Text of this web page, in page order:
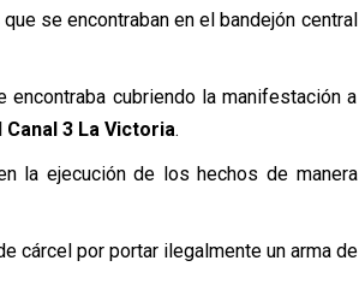
se encontraban en el bandejón central
cubriendo la manifestación a
Canal 3 La Victoria.
la ejecución de los hechos de manera
cárcel por portar ilegalmente un arma de